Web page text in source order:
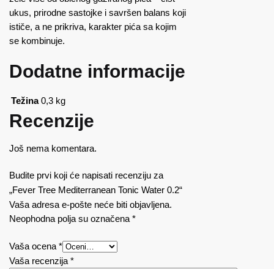
ukus, prirodne sastojke i savršen balans koji
ističe, a ne prikriva, karakter pića sa kojim
se kombinuje.
Dodatne informacije
Težina 0,3 kg
Recenzije
Još nema komentara.
Budite prvi koji će napisati recenziju za
„Fever Tree Mediterranean Tonic Water 0.2“
Vaša adresa e-pošte neće biti objavljena.
Neophodna polja su označena *
Vaša ocena *
Vaša recenzija *